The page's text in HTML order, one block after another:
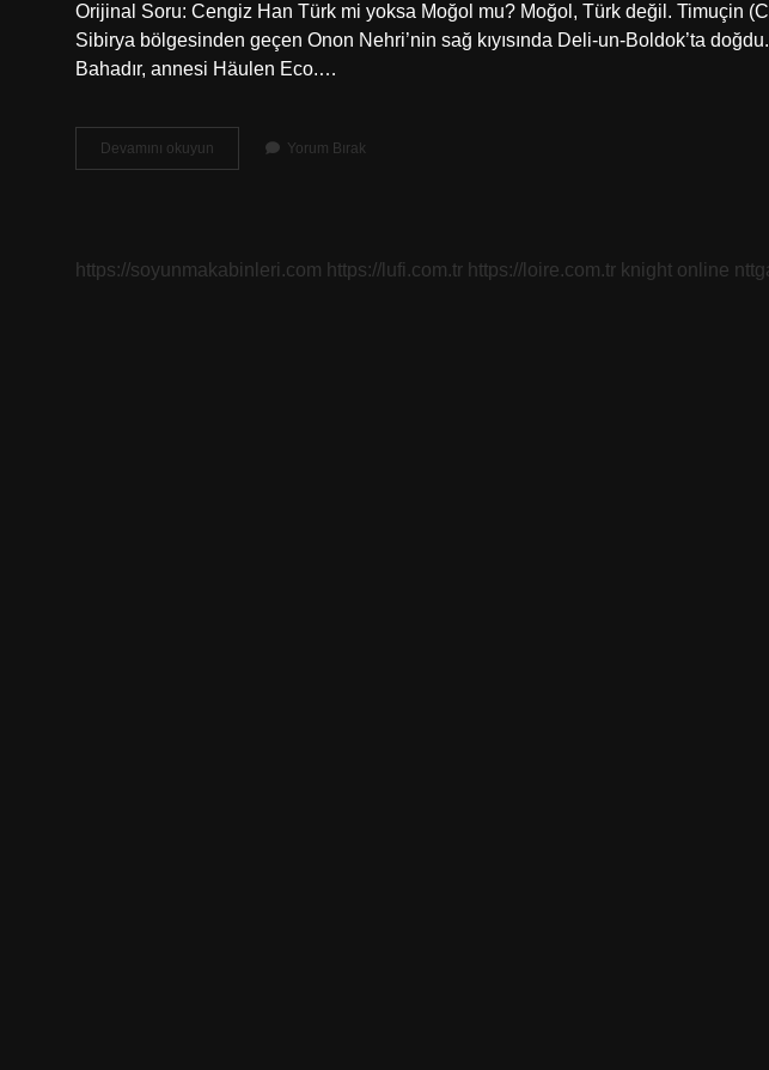
Orijinal Soru: Cengiz Han Türk mi yoksa Moğol mu? Moğol, Türk değil. Timuçin
Sibirya bölgesinden geçen Onon Nehri’nin sağ kıyısında Deli-un-Boldok’ta
Bahadır, annesi Häulen Eco.…
Devamını okuyun
Han
Yorum Bırak
https://soyunmakabinleri.com https://lufi.com.tr https://loire.com.tr knight online